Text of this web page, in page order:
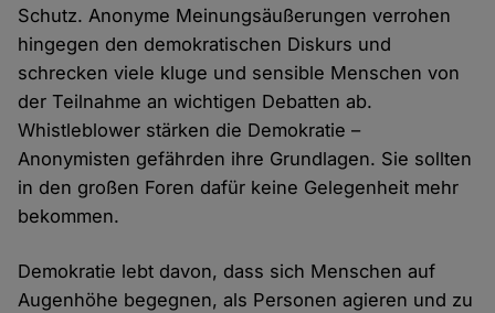
Schutz. Anonyme Meinungsäußerungen verrohen
hingegen den demokratischen Diskurs und
schrecken viele kluge und sensible Menschen von
der Teilnahme an wichtigen Debatten ab.
Whistleblower stärken die Demokratie –
Anonymisten gefährden ihre Grundlagen. Sie sollten
in den großen Foren dafür keine Gelegenheit mehr
bekommen.
Demokratie lebt davon, dass sich Menschen auf
Augenhöhe begegnen, als Personen agieren und zu